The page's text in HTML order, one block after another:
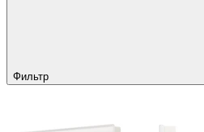
Фильтр